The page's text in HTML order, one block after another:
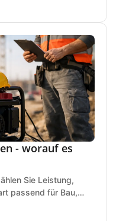
- worauf es
Sie Leistung,
passend für Bau,